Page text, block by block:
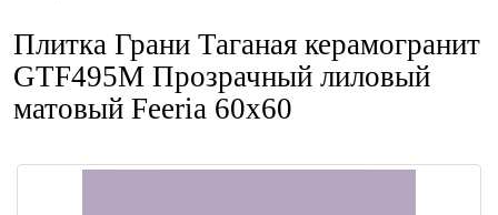
Плитка Грани Таганая керамогранит
GTF495М Прозрачный лиловый
матовый Feeria 60x60